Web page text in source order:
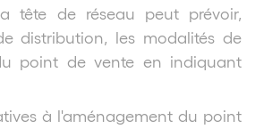
tête de réseau peut prévoir,
distribution, les modalités de
point de vente en indiquant
à l'aménagement du point